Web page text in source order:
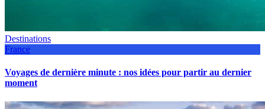
Destinations
France
Voyages de dernière minute : nos idées pour partir au dernier
moment